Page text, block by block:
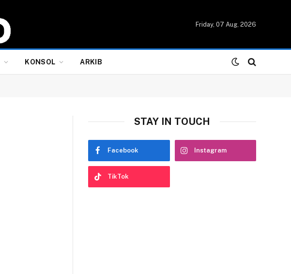
Friday, 07 Aug, 2026
KONSOL ARKIB
STAY IN TOUCH
Facebook Instagram
TikTok